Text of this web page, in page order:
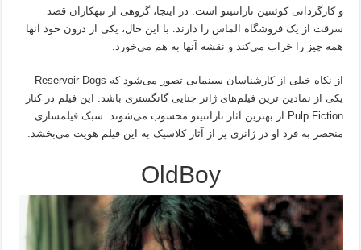
و کارگردانی کوئنتین تارانتینو است. در اینجا، گروهی از تبهکاران قصد
سرقت از یک فروشگاه الماس را دارند. با این حال، یکی از درون خود آنها
همه چیز را خراب می‌کند و نقشه آنها به هم می‌خورد.
از نکاه خیلی از کارشناسان سینمایی تصور می‌شود که Reservoir Dogs
یکی از نمادین ترین فیلم‌های ژانر جنایی گانگستری باشد. این فیلم در کنار
Pulp Fiction از بهترین آثار تارانتینو محسوب می‌شوند. سبک فیلمسازی
منحصر به فرد او در ژانری پر از آثار کلاسیک به این فیلم هویت می‌بخشد.
OldBoy